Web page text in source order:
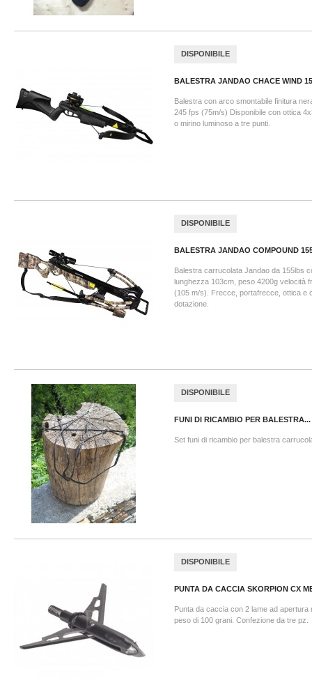
DISPONIBILE
BALESTRA JANDAO CHACE WIND
Balestra con arco smontabile finitura
245 fps (75m/s) Disponibile con ottica
o mirino luminoso a tre punti.
DISPONIBILE
BALESTRA JANDAO COMPOUND
Balestra carrucolata Jandao da 155lbs
lunghezza 103cm, peso 4200g velocità
(105 m/s). Frecce, portafrecce, ottica e
dotazione.
DISPONIBILE
FUNI DI RICAMBIO PER BALESTRA...
Set funi di ricambio per balestra
DISPONIBILE
PUNTA DA CACCIA SKORPION CX
Punta da caccia con 2 lame ad apertura
peso di 100 grani. Confezione da tre pz.